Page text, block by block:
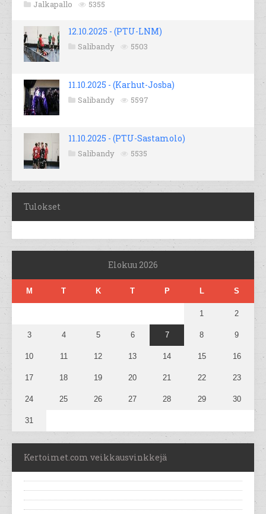
Jalkapallo 5355
12.10.2025 - (PTU-LNM)
Salibandy 5503
11.10.2025 - (Karhut-Josba)
Salibandy 5597
11.10.2025 - (PTU-Sastamolo)
Salibandy 5535
Tulokset
Elokuu 2026
M T K T P L S
1 2
3 4 5 6 7 8 9
10 11 12 13 14 15 16
17 18 19 20 21 22 23
24 25 26 27 28 29 30
31
Kertoimet.com veikkausvinkkejä